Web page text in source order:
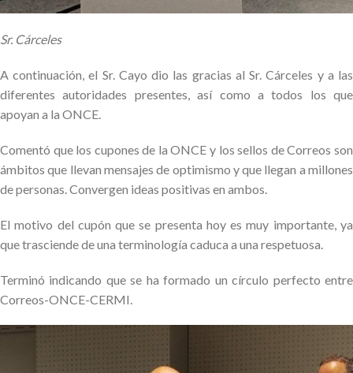
Sr. Cárceles
A continuación, el Sr. Cayo dio las gracias al Sr. Cárceles y a las
diferentes autoridades presentes, así como a todos los que
apoyan a la ONCE.
Comentó que los cupones de la ONCE y los sellos de Correos son
ámbitos que llevan mensajes de optimismo y que llegan a millones
de personas. Convergen ideas positivas en ambos.
El motivo del cupón que se presenta hoy es muy importante, ya
que trasciende de una terminología caduca a una respetuosa.
Terminó indicando que se ha formado un círculo perfecto entre
Correos-ONCE-CERMI.